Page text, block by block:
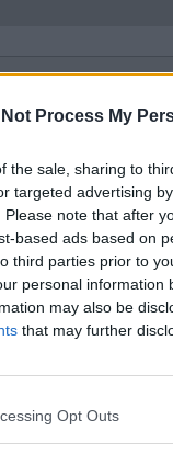
Not Process My
the sale, sharing to
targeted advertising
note that after
based ads based on
third parties prior to
personal information
may also be
that may further
Opt Outs
ljusbruna